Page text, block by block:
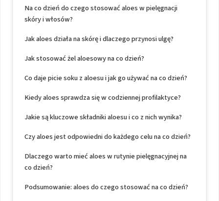
Na co dzień do czego stosować aloes w pielęgnacji
skóry i włosów?
Jak aloes działa na skórę i dlaczego przynosi ulgę?
Jak stosować żel aloesowy na co dzień?
Co daje picie soku z aloesu i jak go używać na co dzień?
Kiedy aloes sprawdza się w codziennej profilaktyce?
Jakie są kluczowe składniki aloesu i co z nich wynika?
Czy aloes jest odpowiedni do każdego celu na co dzień?
Dlaczego warto mieć aloes w rutynie pielęgnacyjnej na
co dzień?
Podsumowanie: aloes do czego stosować na co dzień?